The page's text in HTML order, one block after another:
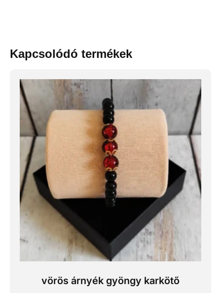
Kapcsolódó termékek
vörös árnyék gyöngy karkötő